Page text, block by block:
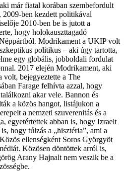
már fiatal korában szembefordult
2009-ben kezdett politikával
2010-ben be is jutott a
hogy holokauszttagadó
Modrikament a UKIP volt
politikus – aki úgy tartotta,
egy globális, jobboldali fordulat
2017 elején Modrikament, aki
volt, bejegyeztette a The
Farage felhívta azzal, hogy
akar vele. Bannon és
a közös hangot, listájukon a
a nemzeti szuverenitás és a
egyetértettek abban is, hogy Izraelt
hogy túlzás a „hisztéria”, ami a
ellenségként Soros Györgyöt
Közösen döntöttek arról is,
Arany Hajnalt nem veszik be a